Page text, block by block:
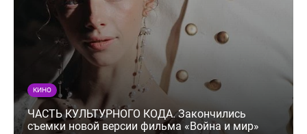
КИНО
ЧАСТЬ КУЛЬТУРНОГО КОДА. Закончились
съемки новой версии фильма «Война и мир»